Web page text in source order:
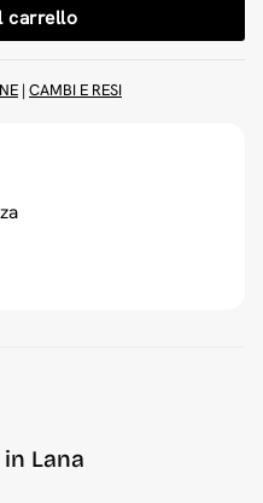
carrello
| CAMBI E RESI
Lana